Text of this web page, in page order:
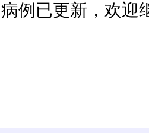
例已更新，欢迎